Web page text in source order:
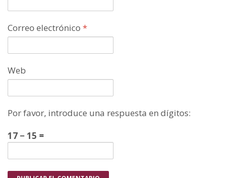
Correo electrónico *
Web
Por favor, introduce una respuesta en dígitos:
17 − 15 =